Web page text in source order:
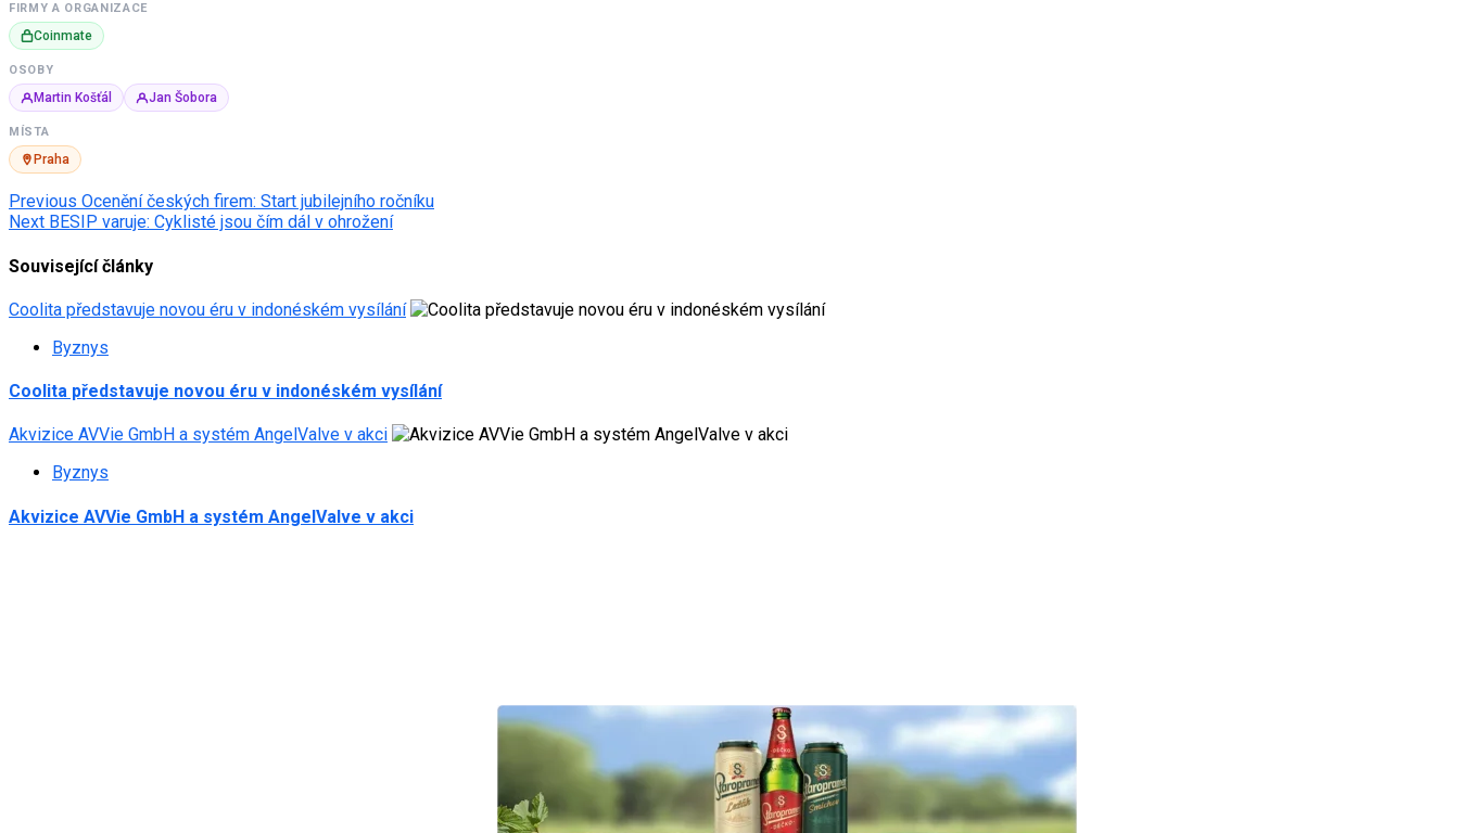
FIRMY A ORGANIZACE
Coinmate
OSOBY
Martin Košťál Jan Šobora
MÍSTA
Praha
Post
navigation
Previous Ocenění českých firem: Start jubilejního ročníku
Next BESIP varuje: Cyklisté jsou čím dál v ohrožení
Související články
Coolita představuje novou éru v indonéském vysílání
Byznys
Coolita představuje novou éru v indonéském vysílání
Akvizice AVVie GmbH a systém AngelValve v akci
Byznys
Akvizice AVVie GmbH a systém AngelValve v akci